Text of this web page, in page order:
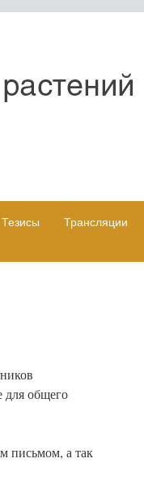
Тезисы Трансляции
для общего
письмом, а так